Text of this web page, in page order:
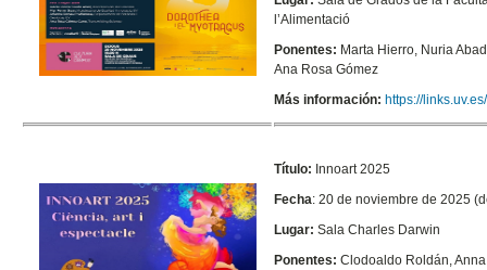
l’Alimentació
Ponentes: Marta Hierro, Nuria
Ana Rosa Gómez
Más información: https://
Título: Innoart 2025
Fecha: 20 de noviembre de 2025
Lugar:Sala Charles Darwin
Ponentes:Clodoaldo Roldán,